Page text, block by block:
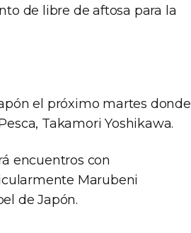
de libre de aftosa para la
el próximo martes donde
Takamori Yoshikawa.
encuentros con
Marubeni
de Japón.